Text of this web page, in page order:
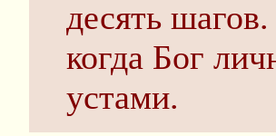
десять
когда Бог
устами.